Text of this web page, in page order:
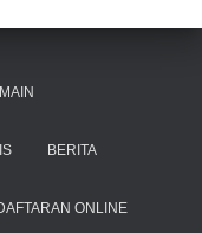
BERITA
ONLINE